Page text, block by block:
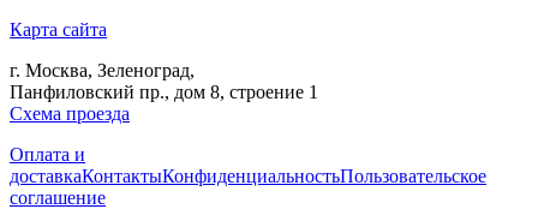
Карта сайта
г. Москва, Зеленоград,
Панфиловский пр., дом 8, строение 1
Схема проезда
Оплата и
доставкаКонтактыКонфиденциальностьПользовательское
соглашение